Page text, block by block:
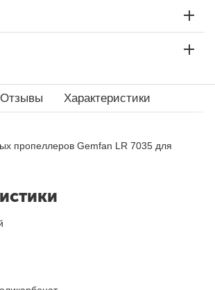
Отзывы Характеристики
пропеллеров Gemfan LR 7035 для